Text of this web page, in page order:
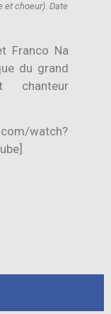
et choeur). Date
Franco Na
du grand
chanteur
watch?